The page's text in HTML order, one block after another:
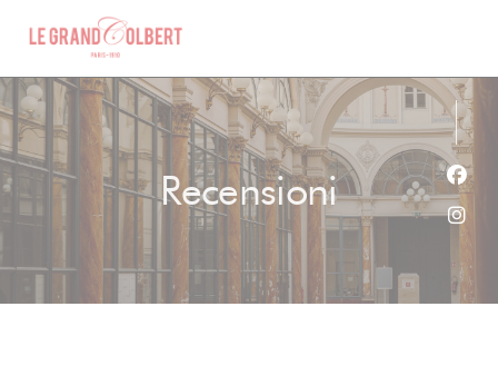
Personalizzazione delle tue scelte sui cookie
Recensioni